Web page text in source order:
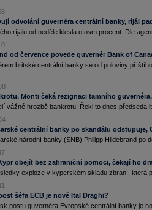
odvolání guvernéra centrální banky, ríjál
ríjálu od neděle klesla o osm procent. Dle
od července povede guvernér Bank of
britské centrální banky se od poloviny
Monti čeká rezignaci tamního
vážné hrozbě bankrotu. Řekl to dnes předseda
centrální banky po skandálu odstupuje,
národní banky (SNB) Philipp Hildebrand po
obejít bez zahraniční pomoci, čekají ho
exploze v kyperském skladu zbraní, která
šéfa ECB je nově Ital Draghi?
postu guvernéra Evropské centrální banky je